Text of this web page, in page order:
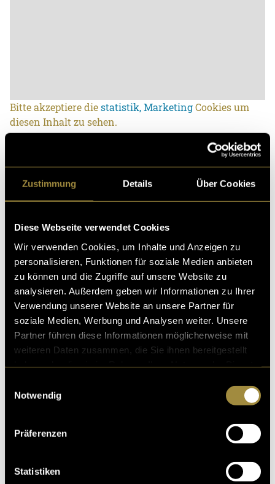
Zustimmung Details Über Cookies
Diese Webseite verwendet Cookies
Wir verwenden Cookies, um Inhalte und Anzeigen zu
personalisieren, Funktionen für soziale Medien anbieten
zu können und die Zugriffe auf unsere Website zu
analysieren. Außerdem geben wir Informationen zu Ihrer
Verwendung unserer Website an unsere Partner für
soziale Medien, Werbung und Analysen weiter. Unsere
Partner führen diese Informationen möglicherweise mit
weiteren Daten zusammen, die Sie ihnen bereitgestellt
Notwendig
Präferenzen
Statistiken
Bitte akzeptiere diestatistik, MarketingCookies um
diesen Inhalt zu sehen.